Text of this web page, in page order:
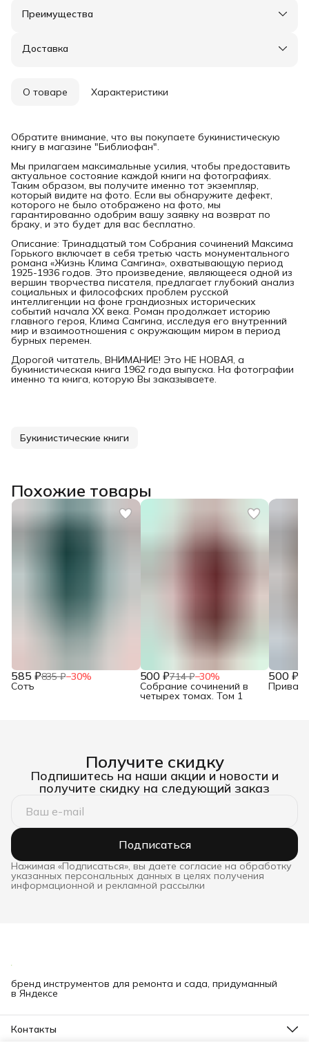
Преимущества
Оплата частями в Сплит
Удобный возврат
Доставка
О товаре Характеристики
Обратите внимание, что вы покупаете букинистическую
книгу в магазине "Библиофан".
Мы прилагаем максимальные усилия, чтобы предоставить
актуальное состояние каждой книги на фотографиях.
Таким образом, вы получите именно тот экземпляр,
который видите на фото. Если вы обнаружите дефект,
которого не было отображено на фото, мы
гарантированно одобрим вашу заявку на возврат по
браку, и это будет для вас бесплатно.
Описание: Тринадцатый том Собрания сочинений Максима
Горького включает в себя третью часть монументального
романа «Жизнь Клима Самгина», охватывающую период
1925-1936 годов. Это произведение, являющееся одной из
вершин творчества писателя, предлагает глубокий анализ
социальных и философских проблем русской
интеллигенции на фоне грандиозных исторических
событий начала XX века. Роман продолжает историю
главного героя, Клима Самгина, исследуя его внутренний
мир и взаимоотношения с окружающим миром в период
бурных перемен.
Дорогой читатель, ВНИМАНИЕ! Это НЕ НОВАЯ, а
букинистическая книга 1962 года выпуска. На фотографии
именно та книга, которую Вы заказываете.
Букинистические книги
Похожие товары
585 ₽835 ₽−30%
Сотъ
500 ₽714 ₽−30%
Собрание сочинений в
четырех томах. Том 1
500 ₽
Получите скидку
Подпишитесь на наши акции и новости и
получите скидку на следующий заказ
Подписаться
Нажимая «Подписаться», вы даете согласие на обработку
указанных персональных данных в целях получения
информационной и рекламной рассылки
бренд инструментов для ремонта и сада, придуманный
в Яндексе
Контакты